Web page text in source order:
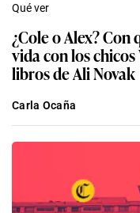
Qué ver
¿Cole o Alex? Con
vida con los
libros de Ali Novak
Carla Ocaña